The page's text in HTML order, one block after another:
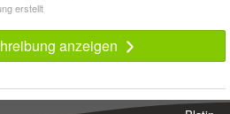
erstellt
anzeigen